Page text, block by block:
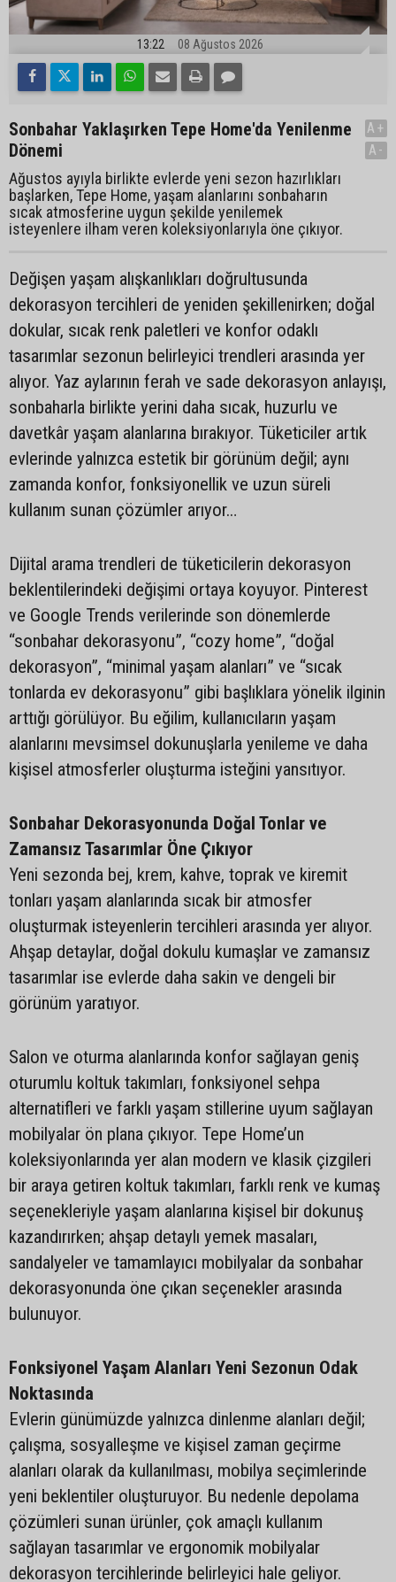
13:22 08 Ağustos 2026
Sonbahar Yaklaşırken Tepe Home'da Yenilenme
Dönemi
Ağustos ayıyla birlikte evlerde yeni sezon hazırlıkları
başlarken, Tepe Home, yaşam alanlarını sonbaharın
sıcak atmosferine uygun şekilde yenilemek
isteyenlere ilham veren koleksiyonlarıyla öne çıkıyor.
A+
A-
Değişen yaşam alışkanlıkları doğrultusunda
dekorasyon tercihleri de yeniden şekillenirken; doğal
dokular, sıcak renk paletleri ve konfor odaklı
tasarımlar sezonun belirleyici trendleri arasında yer
alıyor. Yaz aylarının ferah ve sade dekorasyon anlayışı,
sonbaharla birlikte yerini daha sıcak, huzurlu ve
davetkâr yaşam alanlarına bırakıyor. Tüketiciler artık
evlerinde yalnızca estetik bir görünüm değil; aynı
zamanda konfor, fonksiyonellik ve uzun süreli
kullanım sunan çözümler arıyor…
Dijital arama trendleri de tüketicilerin dekorasyon
beklentilerindeki değişimi ortaya koyuyor. Pinterest
ve Google Trends verilerinde son dönemlerde
“sonbahar dekorasyonu”, “cozy home”, “doğal
dekorasyon”, “minimal yaşam alanları” ve “sıcak
tonlarda ev dekorasyonu” gibi başlıklara yönelik ilginin
arttığı görülüyor. Bu eğilim, kullanıcıların yaşam
alanlarını mevsimsel dokunuşlarla yenileme ve daha
kişisel atmosferler oluşturma isteğini yansıtıyor.
Sonbahar Dekorasyonunda Doğal Tonlar ve
Zamansız Tasarımlar Öne Çıkıyor
Yeni sezonda bej, krem, kahve, toprak ve kiremit
tonları yaşam alanlarında sıcak bir atmosfer
oluşturmak isteyenlerin tercihleri arasında yer alıyor.
Ahşap detaylar, doğal dokulu kumaşlar ve zamansız
tasarımlar ise evlerde daha sakin ve dengeli bir
görünüm yaratıyor.
Salon ve oturma alanlarında konfor sağlayan geniş
oturumlu koltuk takımları, fonksiyonel sehpa
alternatifleri ve farklı yaşam stillerine uyum sağlayan
mobilyalar ön plana çıkıyor. Tepe Home’un
koleksiyonlarında yer alan modern ve klasik çizgileri
bir araya getiren koltuk takımları, farklı renk ve kumaş
seçenekleriyle yaşam alanlarına kişisel bir dokunuş
kazandırırken; ahşap detaylı yemek masaları,
sandalyeler ve tamamlayıcı mobilyalar da sonbahar
dekorasyonunda öne çıkan seçenekler arasında
bulunuyor.
Fonksiyonel Yaşam Alanları Yeni Sezonun Odak
Noktasında
Evlerin günümüzde yalnızca dinlenme alanları değil;
çalışma, sosyalleşme ve kişisel zaman geçirme
alanları olarak da kullanılması, mobilya seçimlerinde
yeni beklentiler oluşturuyor. Bu nedenle depolama
çözümleri sunan ürünler, çok amaçlı kullanım
sağlayan tasarımlar ve ergonomik mobilyalar
dekorasyon tercihlerinde belirleyici hale geliyor.